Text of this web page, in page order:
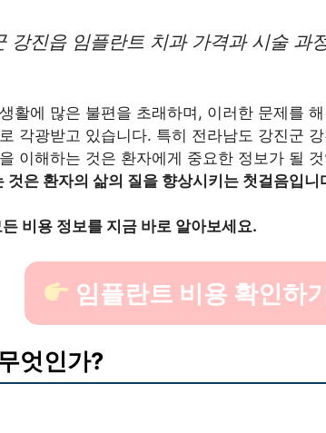
강진읍 임플란트 치과 가격과 시술 과
활에 많은 불편을 초래하며, 이러한 문제를
각광받고 있습니다. 특히 전라남도 강진군
이해하는 것은 환자에게 중요한 정보가 될
것은 환자의 삶의 질을 향상시키는 첫걸음입니
비용 정보를 지금 바로 알아보세요.
임플란트 비용 확인하
엇인가?